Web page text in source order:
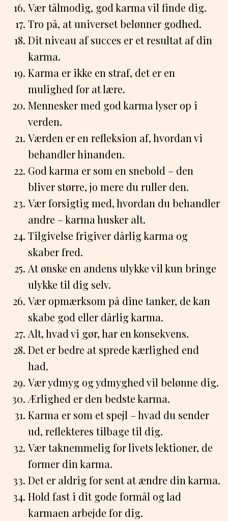
Vær tålmodig, god karma vil finde dig.
Tro på, at universet belønner godhed.
Dit niveau af succes er et resultat af din
karma.
Karma er ikke en straf, det er en
mulighed for at lære.
Mennesker med god karma lyser op i
verden.
Værden er en refleksion af, hvordan vi
behandler hinanden.
God karma er som en snebold – den
bliver større, jo mere du ruller den.
Vær forsigtig med, hvordan du behandler
andre – karma husker alt.
Tilgivelse frigiver dårlig karma og
skaber fred.
At ønske en andens ulykke vil kun bringe
ulykke til dig selv.
Vær opmærksom på dine tanker, de kan
skabe god eller dårlig karma.
Alt, hvad vi gør, har en konsekvens.
Det er bedre at sprede kærlighed end
had.
Vær ydmyg og ydmyghed vil belønne dig.
Ærlighed er den bedste karma.
Karma er som et spejl – hvad du sender
ud, reflekteres tilbage til dig.
Vær taknemmelig for livets lektioner, de
former din karma.
Det er aldrig for sent at ændre din karma.
Hold fast i dit gode formål og lad
karmaen arbejde for dig.